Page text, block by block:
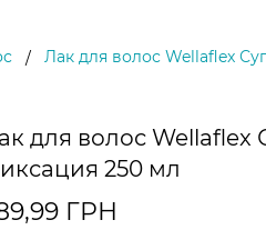
/ Лак для волос Wellaflex
для волос Wellaflex
250 мл
ГРН